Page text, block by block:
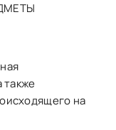
также
на